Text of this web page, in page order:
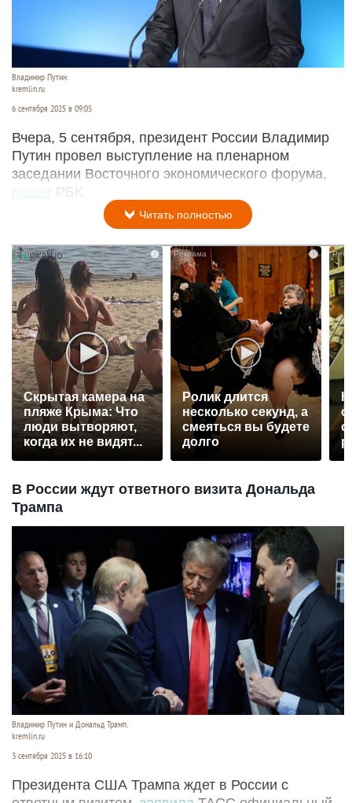
Владимир Путин.
kremlin.ru
6 сентября 2025 в 09:05
Вчера, 5 сентября, президент России Владимир
Путин провел выступление на пленарном
заседании Восточного экономического форума,
пишет
РБК.
Читать полностью
i
Скрытая камера на
пляже Крыма: Что
люди вытворяют,
когда их не видят...
Ролик длится
несколько секунд, а
смеяться вы будете
долго
В России ждут ответного визита Дональда
Трампа
Владимир Путин и Дональд Трамп.
kremlin.ru
3 сентября 2025 в 16:10
Президента США Трампа ждет в России с